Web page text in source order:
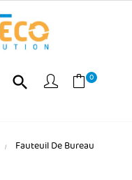
search 0
Fauteuil De Bureau